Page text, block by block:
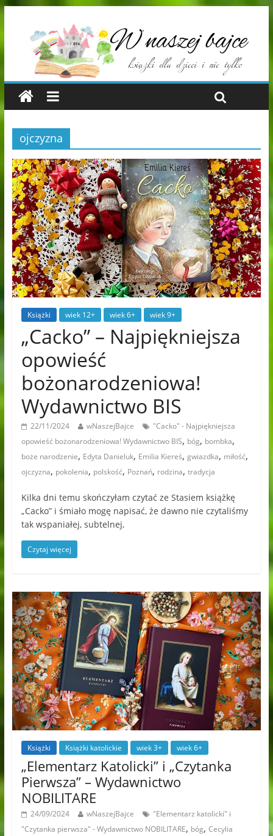
ojczyzna
Książki wiek 12+ wiek 6+ wiek 9+
„Cacko” – Najpiękniejsza
opowieść
bożonarodzeniowa!
Wydawnictwo BIS
22/11/2024 wNaszejBajce
"Cacko" - Najpiękniejsza
opowieść bożonarodzeniowa! Wydawnictwo BIS, bóg, bombka,
boże narodzenie, Edyta Danieluk, Emilia Kiereś, gwiazdka, miłość,
ojczyzna, pokolenia, polskość, Poznań, rodzina, tradycja
Kilka dni temu skończyłam czytać ze Stasiem książkę
„Cacko” i śmiało mogę napisać, że dawno nie czytaliśmy
tak wspaniałej, subtelnej,
Czytaj więcej
Książki Książki katolickie wiek 3+ wiek 6+
„Elementarz Katolicki” i „Czytanka
Pierwsza” – Wydawnictwo
NOBILITARE
24/09/2024 wNaszejBajce
"Elementarz katolicki" i
"Czytanka pierwsza" - Wydawnictwo NOBILITARE, bóg, Cecylia